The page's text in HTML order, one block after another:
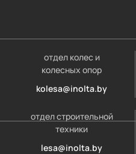
отдел колес и
колесных опор
kolesa@inolta.by
отдел строительной
техники
lesa@inolta.by